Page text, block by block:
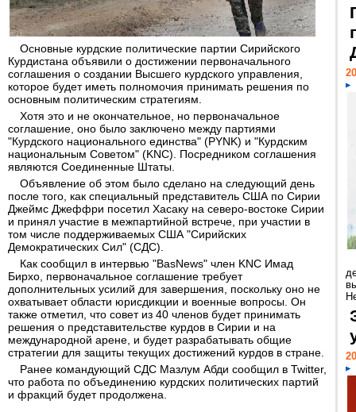
Основные курдские политические партии Сирийского
Курдистана объявили о достижении первоначального
соглашения о создании Высшего курдского управления,
которое будет иметь полномочия принимать решения по
основным политическим стратегиям.
Хотя это и не окончательное, но первоначальное
соглашение, оно было заключено между партиями
"Курдского национального единства" (PYNK) и "Курдским
национальным Советом" (KNC). Посредником соглашения
являются Соединенные Штаты.
Объявление об этом было сделано на следующий день
после того, как специальный представитель США по Сирии
Джеймс Джеффри посетил Хасаку на северо-востоке Сирии
и принял участие в межпартийной встрече, при участии в
том числе поддерживаемых США "Сирийских
Демократических Сил" (СДС).
Как сообщил в интервью "BasNews" член KNC Имад
Бирхо, первоначальное соглашение требует
дополнительных усилий для завершения, поскольку оно не
охватывает области юрисдикции и военные вопросы. Он
также отметил, что совет из 40 членов будет принимать
решения о представительстве курдов в Сирии и на
международной арене, и будет разрабатывать общие
стратегии для защиты текущих достижений курдов в стране.
Ранее командующий СДС Мазлум Абди сообщил в Twitter,
что работа по объединению курдских политических партий
и фракций будет продолжена.